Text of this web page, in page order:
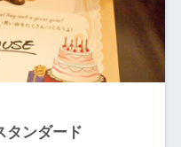
ンダード